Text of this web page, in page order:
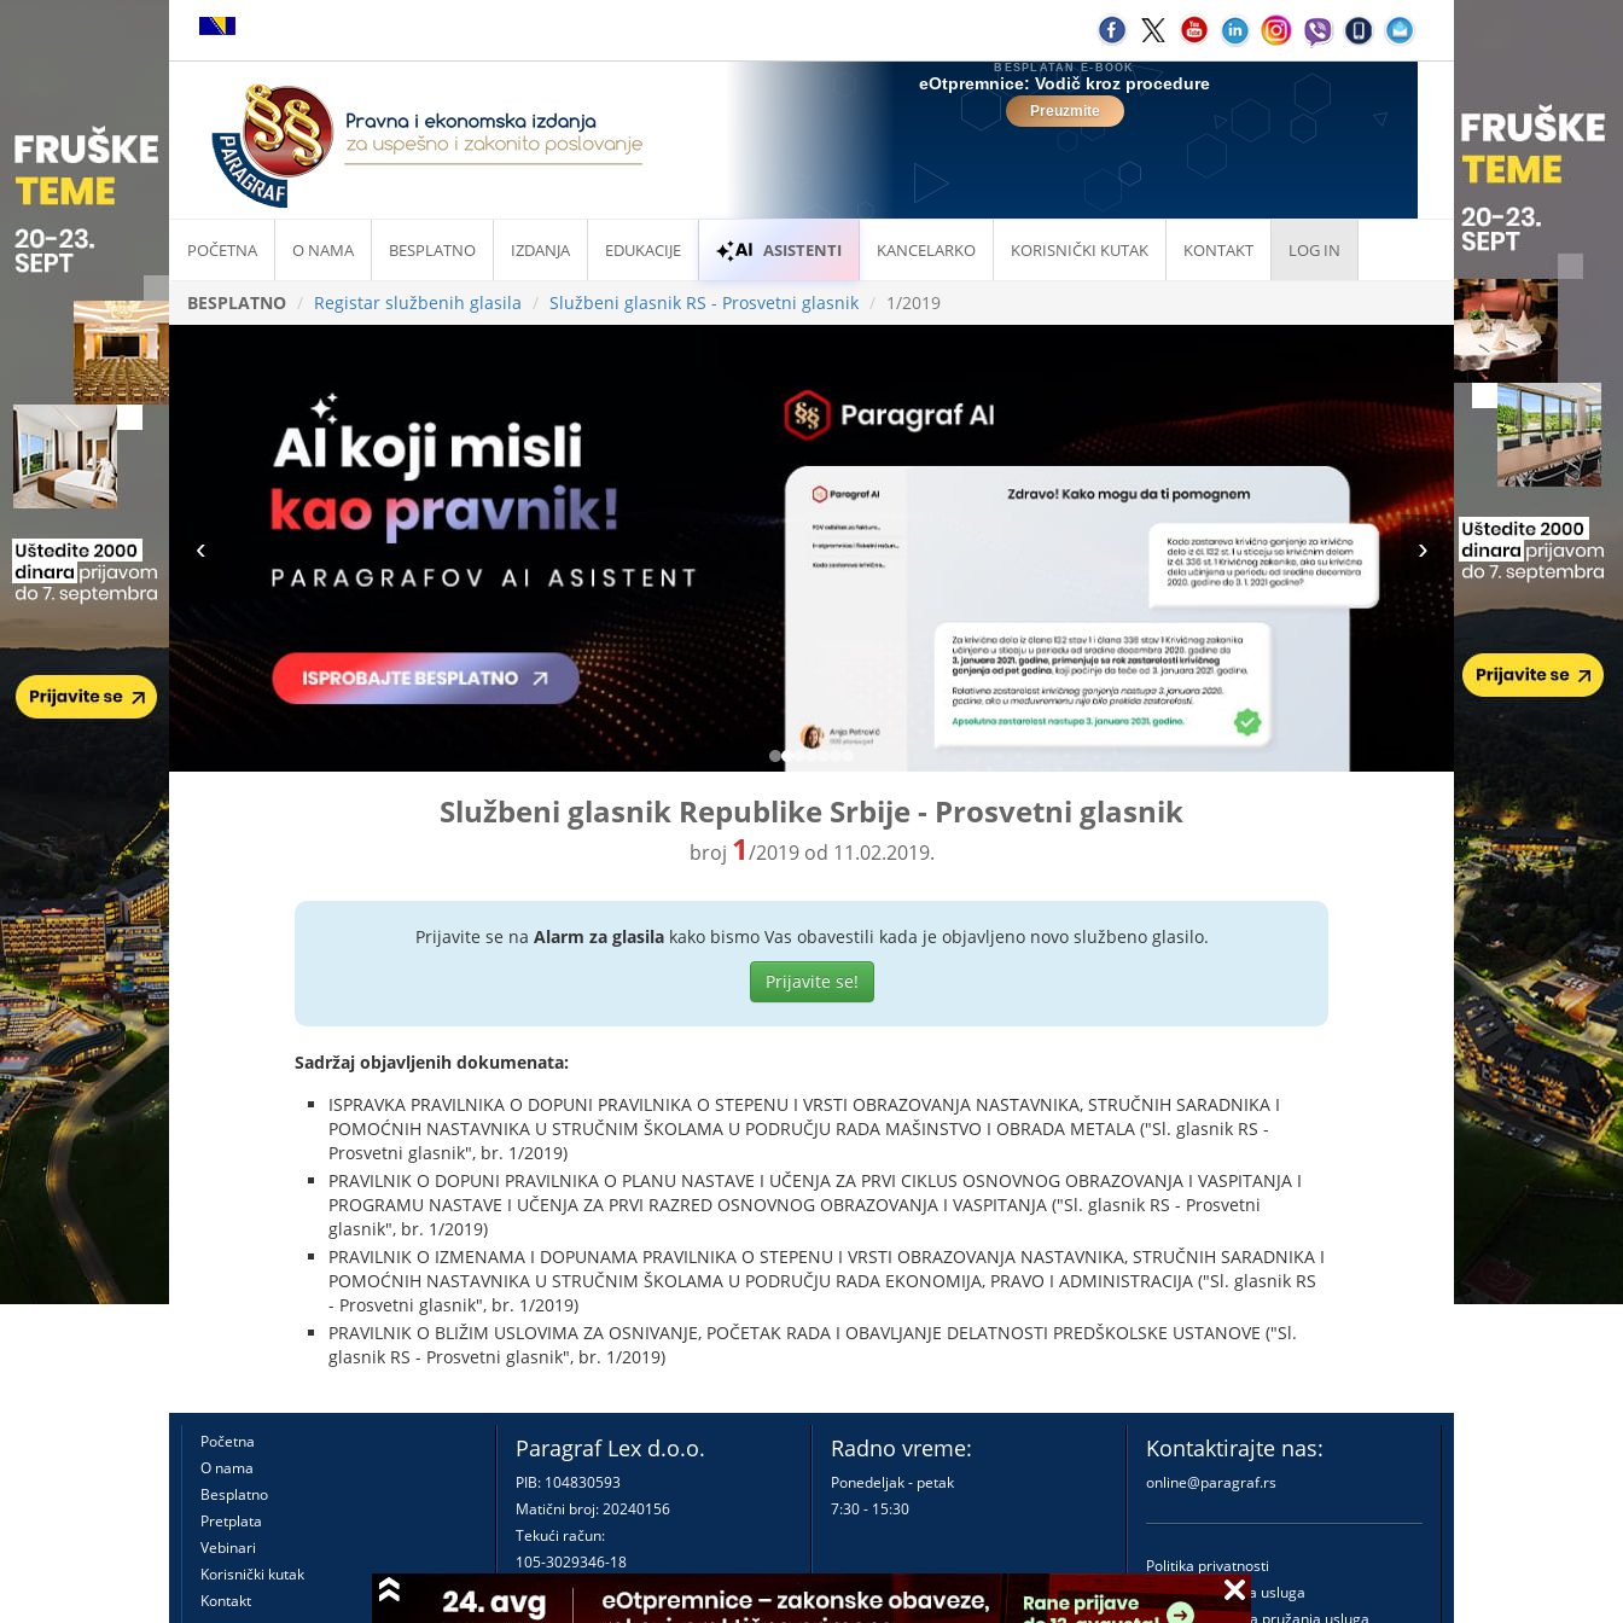
POČETNA O NAMA BESPLATNO IZDANJA EDUKACIJE ASISTENTI KANCELARKO KORISNIČKI KUTAK KONTAKT LOG IN
BESPLATNO Registar službenih glasila Službeni glasnik RS - Prosvetni glasnik 1/2019
Službeni glasnik Republike Srbije - Prosvetni glasnik
broj 1/2019 od 11.02.2019.
Prijavite se na Alarm za glasilakako bismo Vas obavestili kada je objavljeno novo službeno glasilo.
Prijavite se!
Sadržaj objavljenih dokumenata:
ISPRAVKA PRAVILNIKA O DOPUNI PRAVILNIKA O STEPENU I VRSTI OBRAZOVANJA NASTAVNIKA, STRUČNIH SARADNIKA I
POMOĆNIH NASTAVNIKA U STRUČNIM ŠKOLAMA U PODRUČJU RADA MAŠINSTVO I OBRADA METALA ("Sl. glasnik RS -
Prosvetni glasnik", br. 1/2019)
PRAVILNIK O DOPUNI PRAVILNIKA O PLANU NASTAVE I UČENJA ZA PRVI CIKLUS OSNOVNOG OBRAZOVANJA I VASPITANJA I
PROGRAMU NASTAVE I UČENJA ZA PRVI RAZRED OSNOVNOG OBRAZOVANJA I VASPITANJA ("Sl. glasnik RS - Prosvetni
glasnik", br. 1/2019)
PRAVILNIK O IZMENAMA I DOPUNAMA PRAVILNIKA O STEPENU I VRSTI OBRAZOVANJA NASTAVNIKA, STRUČNIH SARADNIKA I
POMOĆNIH NASTAVNIKA U STRUČNIM ŠKOLAMA U PODRUČJU RADA EKONOMIJA, PRAVO I ADMINISTRACIJA ("Sl. glasnik RS
- Prosvetni glasnik", br. 1/2019)
PRAVILNIK O BLIŽIM USLOVIMA ZA OSNIVANJE, POČETAK RADA I OBAVLJANJE DELATNOSTI PREDŠKOLSKE USTANOVE ("Sl.
glasnik RS - Prosvetni glasnik", br. 1/2019)
Početna
O nama
Besplatno
Pretplata
Vebinari
Korisnički kutak
Kontakt
Paragraf Lex d.o.o.
PIB: 104830593
Matični broj: 20240156
Tekući račun:
105-3029346-18
160-0000000380290-23
Radno vreme:
Ponedeljak - petak
7:30 - 15:30
Kontaktirajte nas:
online@paragraf.rs
Politika privatnosti
Politika pružanja usluga